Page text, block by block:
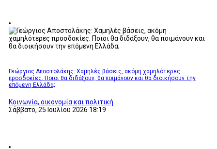
Γεώργιος Αποστολάκης: Χαμηλές βάσεις, ακόμη χαμηλότερες
προσδοκίες. Ποιοι θα διδάξουν, θα ποιμάνουν και θα διοικήσουν την
επόμενη Ελλάδα;
Κοινωνία, οικονομία και πολιτική
Σάββατο, 25 Ιουλίου 2026 18:19